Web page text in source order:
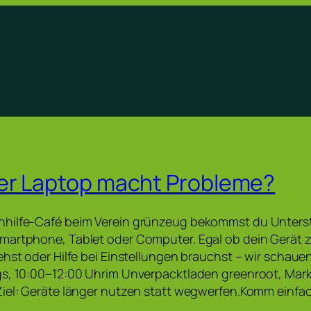
Laptop macht Probleme?
Café beim Verein grünzeug bekommst du
Tablet oder Computer. Egal ob dein Gerät
oder Hilfe bei Einstellungen brauchst – wir
10:00–12:00 Uhrim Unverpacktladen greenroot,
Geräte länger nutzen statt wegwerfen.Komm